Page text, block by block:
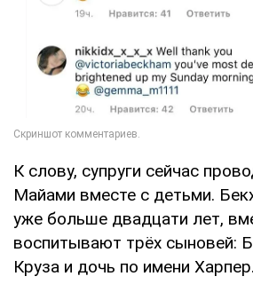
К слову, супруги сейчас
Майами вместе с детьми.
уже больше двадцати лет,
воспитывают трёх сыновей:
Круза и дочь по имени Харпер.